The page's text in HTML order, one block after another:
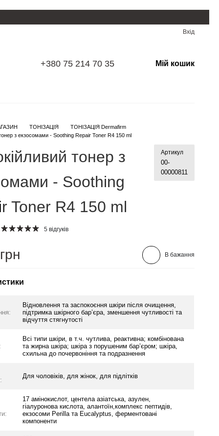
Вхід
+380 75 214 70 35 Мій кошик
ТОНІЗАЦІЯ
ТОНІЗАЦІЯ Dermafirm
з екзосомами - Soothing Repair Toner R4 150 ml
тонер з
- Soothing
Toner R4 150 ml
Артикул
00-
00000811
5 відгуків
В бажання
Відновлення та заспокоєння шкіри після очищення,
підтримка шкірного бар’єра, зменшення чутливості та
відчуття стягнутості
Всі типи шкіри, в т.ч. чутлива, реактивна; комбінована
та жирна шкіра; шкіра з порушеним бар’єром; шкіра,
схильна до почервоніння та подразнення
Для чоловіків, для жінок, для підлітків
17 амінокислот, центела азіатська, азулен,
гіалуронова кислота, алантоїн,комплекс пептидів,
екзосоми Perilla та Eucalyptus, ферментовані
компоненти